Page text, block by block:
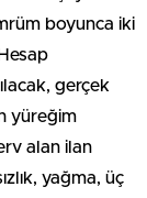
boyunca iki
gerçek
yüreğim
alan ilan
yağma, üç